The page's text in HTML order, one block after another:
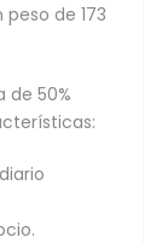
de 173
de 50%